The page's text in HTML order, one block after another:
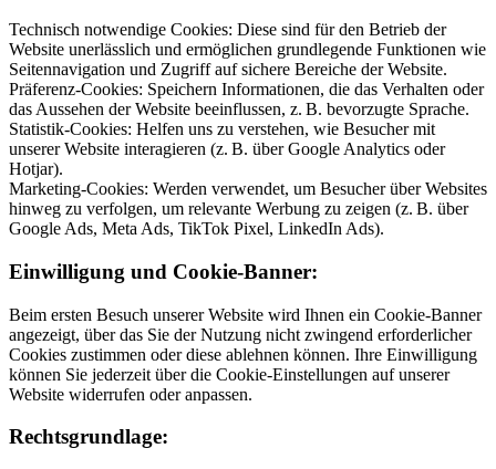
Technisch notwendige Cookies: Diese sind für den Betrieb der
Website unerlässlich und ermöglichen grundlegende Funktionen wie
Seitennavigation und Zugriff auf sichere Bereiche der Website.
Präferenz-Cookies: Speichern Informationen, die das Verhalten oder
das Aussehen der Website beeinflussen, z. B. bevorzugte Sprache.
Statistik-Cookies: Helfen uns zu verstehen, wie Besucher mit
unserer Website interagieren (z. B. über Google Analytics oder
Hotjar).
Marketing-Cookies: Werden verwendet, um Besucher über Websites
hinweg zu verfolgen, um relevante Werbung zu zeigen (z. B. über
Google Ads, Meta Ads, TikTok Pixel, LinkedIn Ads).
Einwilligung und Cookie-Banner:
Beim ersten Besuch unserer Website wird Ihnen ein Cookie-Banner
angezeigt, über das Sie der Nutzung nicht zwingend erforderlicher
Cookies zustimmen oder diese ablehnen können. Ihre Einwilligung
können Sie jederzeit über die Cookie-Einstellungen auf unserer
Website widerrufen oder anpassen.
Rechtsgrundlage: